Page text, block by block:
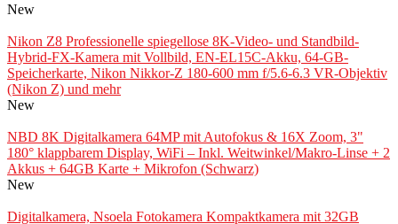
New
Nikon Z8 Professionelle spiegellose 8K-Video- und Standbild-
Hybrid-FX-Kamera mit Vollbild, EN-EL15C-Akku, 64-GB-
Speicherkarte, Nikon Nikkor-Z 180-600 mm f/5.6-6.3 VR-Objektiv
(Nikon Z) und mehr
New
NBD 8K Digitalkamera 64MP mit Autofokus & 16X Zoom, 3"
180° klappbarem Display, WiFi – Inkl. Weitwinkel/Makro-Linse + 2
Akkus + 64GB Karte + Mikrofon (Schwarz)
New
Digitalkamera, Nsoela Fotokamera Kompaktkamera mit 32GB